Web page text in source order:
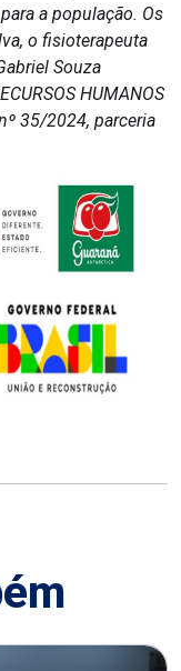
a população. Os
o fisioterapeuta
Souza
HUMANOS
35/2024, parceria